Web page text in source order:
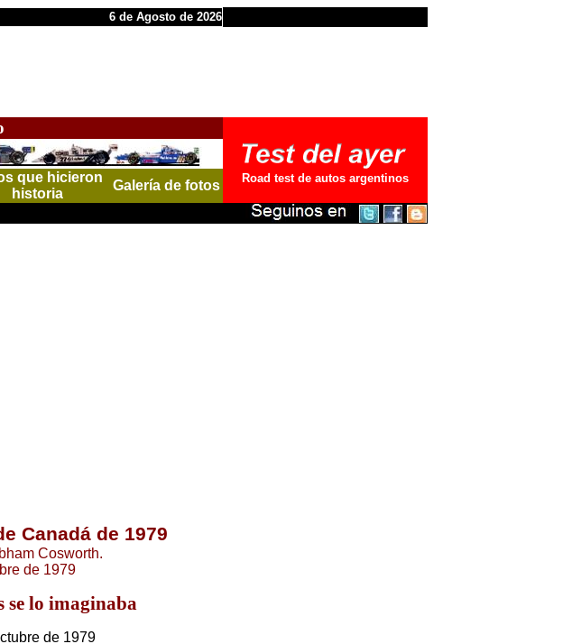
6 de Agosto de 2026
Road test de autos argentinos
que hicieron
historia
Galería de fotos
Canadá de 1979
Cosworth.
de 1979
se lo imaginaba
de 1979